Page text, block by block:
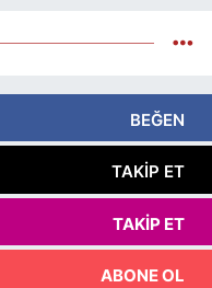
BEĞEN
TAKIP ET
TAKIP ET
ABONE OL